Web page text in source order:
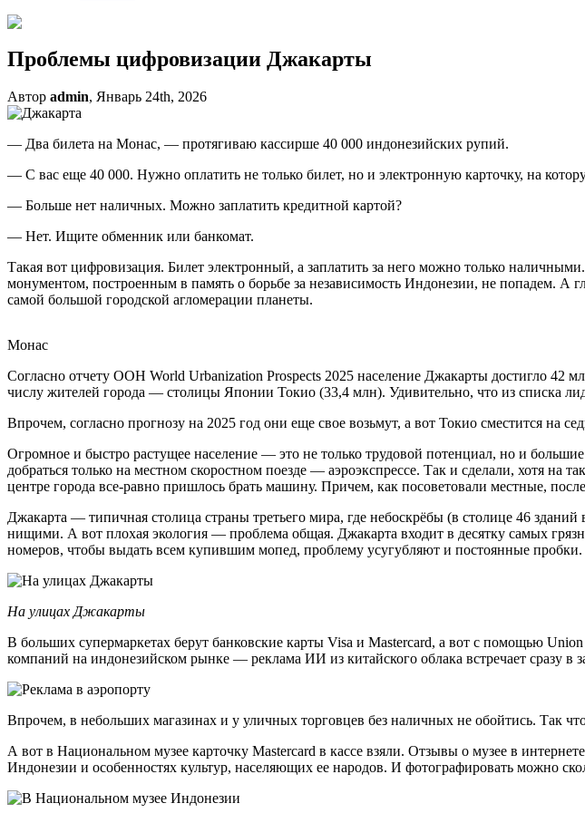
Проблемы цифровизации Джакарты
Автор admin, Январь 24th, 2026
— Два билета на Монас, — протягиваю кассирше 40 000 индонезийских рупий.
— С вас еще 40 000. Нужно оплатить не только билет, но и электронную карточку, на
— Больше нет наличных. Можно заплатить кредитной картой?
— Нет. Ищите обменник или банкомат.
Такая вот цифровизация. Билет электронный, а заплатить за него можно только
монументом, построенным в память о борьбе за независимость Индонезии, не попадем. А
самой большой городской агломерации планеты.
Монас
Согласно отчету ООН World Urbanization Prospects 2025 население Джакарты достигло 42
числу жителей города — столицы Японии Токио (33,4 млн). Удивительно, что из списка
Впрочем, согласно прогнозу на 2025 год они еще свое возьмут, а вот Токио сместится на
Огромное и быстро растущее население — это не только трудовой потенциал, но и
добраться только на местном скоростном поезде — аэроэкспрессе. Так и сделали, хотя на
центре города все-равно пришлось брать машину. Причем, как посоветовали местные,
Джакарта — типичная столица страны третьего мира, где небоскрёбы (в столице 46
нищими. А вот плохая экология — проблема общая. Джакарта входит в десятку самых
номеров, чтобы выдать всем купившим мопед, проблему усугубляют и постоянные пробки.
На улицах Джакарты
В больших супермаркетах берут банковские карты Visa и Mastercard, а вот с помощью
компаний на индонезийском рынке — реклама ИИ из китайского облака встречает сразу в
Впрочем, в небольших магазинах и у уличных торговцев без наличных не обойтись. Так
А вот в Национальном музее карточку Mastercard в кассе взяли. Отзывы о музее в
Индонезии и особенностях культур, населяющих ее народов. И фотографировать можно